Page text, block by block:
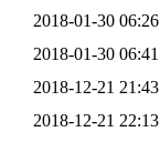
2018-01-30 06:26
2018-01-30 06:41
2018-12-21 21:43
2018-12-21 22:13